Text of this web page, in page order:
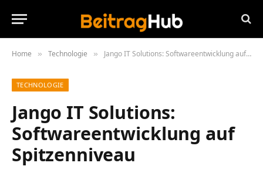
Home » Technologie » Jango IT Solutions: Softwareentwicklung auf Spitzenniveau
TECHNOLOGIE
Jango IT Solutions:
Softwareentwicklung auf
Spitzenniveau